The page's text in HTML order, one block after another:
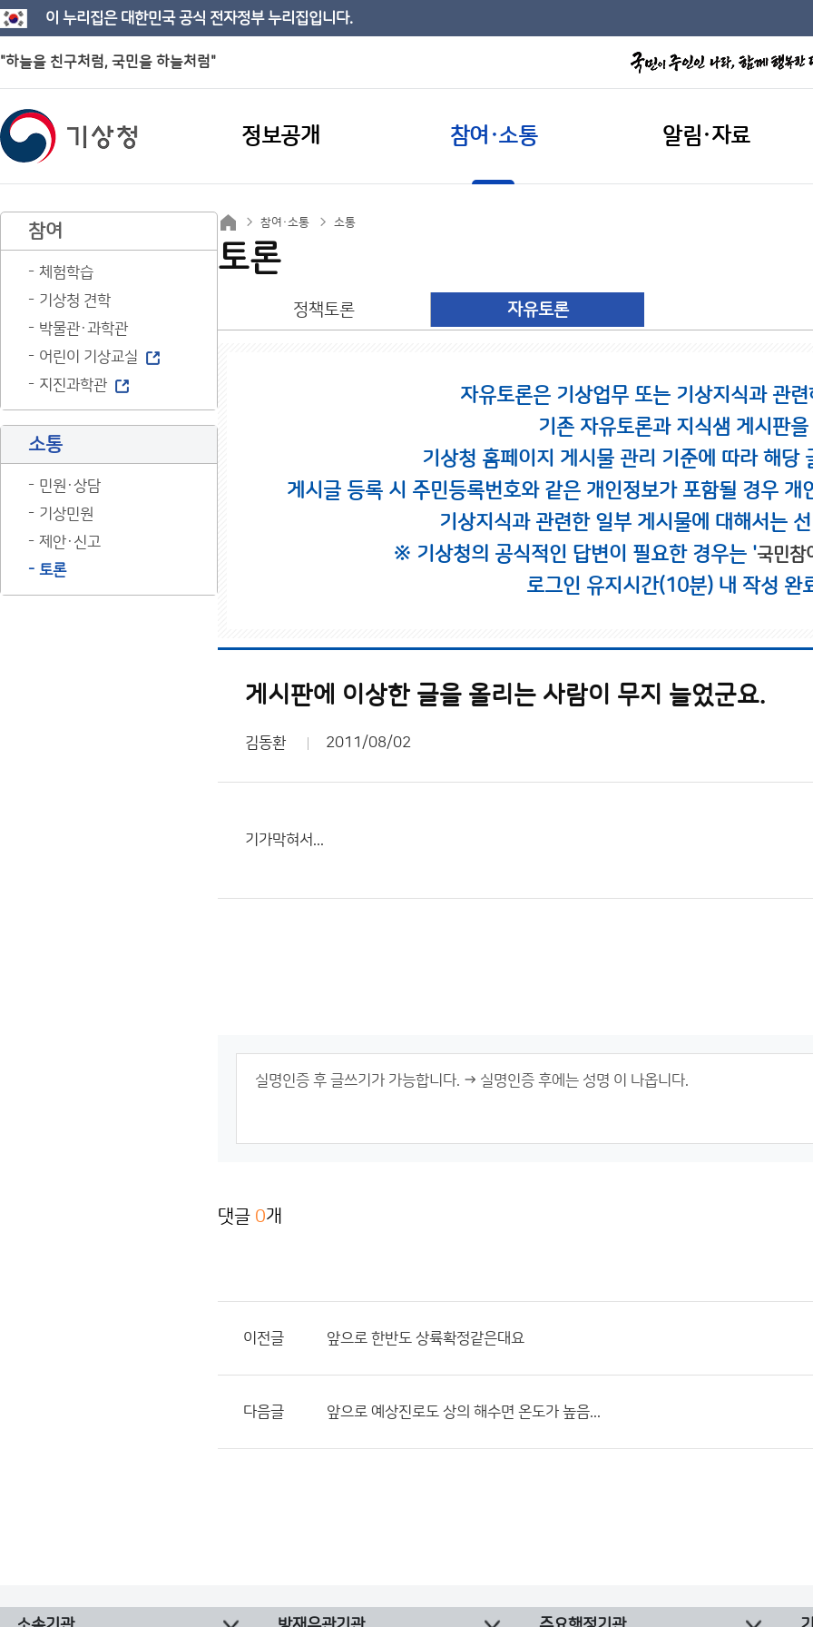
이 누리집은 대한민국 공식 전자정부 누리집입니다.
"하늘을 친구처럼, 국민을 하늘처럼"
정보공개 참여·소통 알림·자료
참여
체험학습
기상청 견학
박물관·과학관
어린이 기상교실
지진과학관
소통
민원·상담
기상민원
제안·신고
토론
참여·소통 소통
토론
정책토론 자유토론
자유토론은 기상업무 또는 기상지식과 관
기존 자유토론과 지식샘 게시판
기상청 홈페이지 게시물 관리 기준에 따라 해당
게시글 등록 시 주민등록번호와 같은 개인정보가 포함될 경우
기상지식과 관련한 일부 게시물에 대해서는
※ 기상청의 공식적인 답변이 필요한 경우는 '국민참
로그인 유지시간(10분) 내 작성 완
게시판에 이상한 글을 올리는 사람이 무지 늘었군요.
김동환 2011/08/02
기가막혀서...
댓글 0개
이전글 앞으로 한반도 상륙확정같은대요
다음글 앞으로 예상진로도 상의 해수면 온도가 높음...